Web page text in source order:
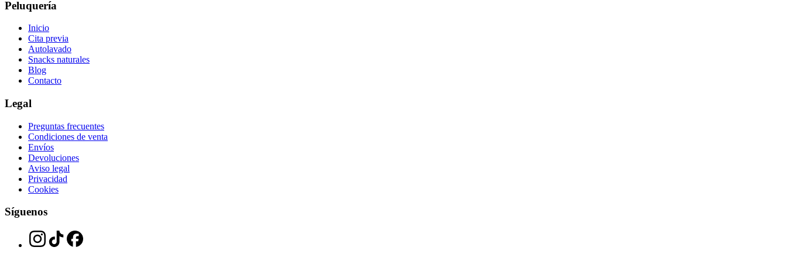
Peluquería
Inicio
Cita previa
Autolavado
Snacks naturales
Blog
Contacto
Legal
Preguntas frecuentes
Condiciones de venta
Envíos
Devoluciones
Aviso legal
Privacidad
Cookies
Síguenos